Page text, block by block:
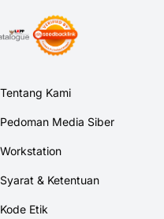
Tentang Kami
Pedoman Media Siber
Workstation
Syarat & Ketentuan
Kode Etik